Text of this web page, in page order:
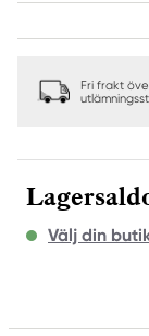
Fri frakt
Välj din